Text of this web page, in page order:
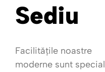
Sediu
Facilitățile noastre
moderne sunt special